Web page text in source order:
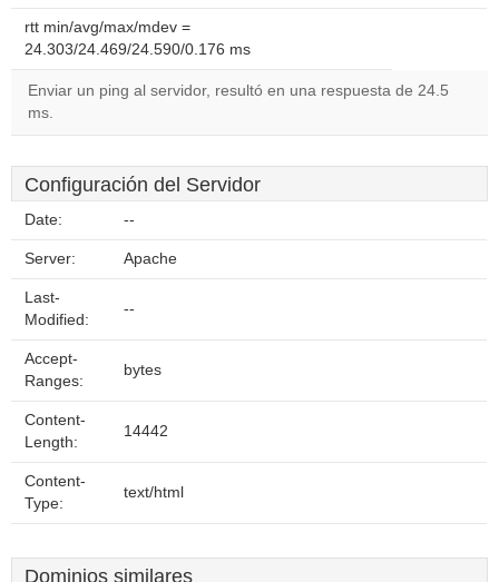
rtt min/avg/max/mdev =
24.303/24.469/24.590/0.176 ms
Enviar un ping al servidor, resultó en una respuesta de 24.5
ms.
Configuración del Servidor
Date: --
Server: Apache
Last-
Modified:
--
Accept-
Ranges:
bytes
Content-
Length:
14442
Content-
Type:
text/html
Dominios similares